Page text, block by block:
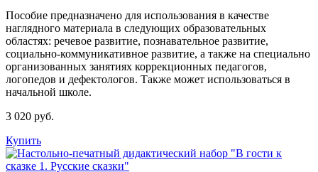
Пособие предназначено для использования в качестве
наглядного материала в следующих образовательных
областях: речевое развитие, познавательное развитие,
социально-коммуникативное развитие, а также на специально
организованных занятиях коррекционных педагогов,
логопедов и дефектологов. Также может использоваться в
начальной школе.
3 020 руб.
Купить